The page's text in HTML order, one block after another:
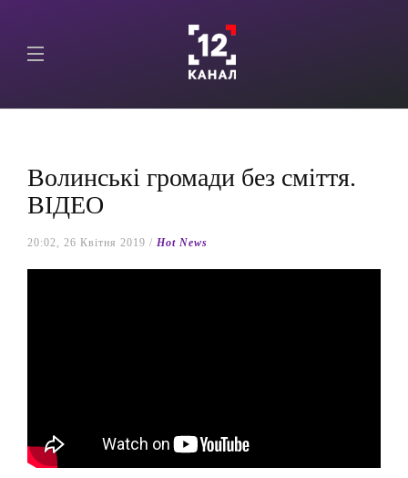
Волинські громади без сміття.
ВІДЕО
20:02, 26 Квітня 2019 / Hot News